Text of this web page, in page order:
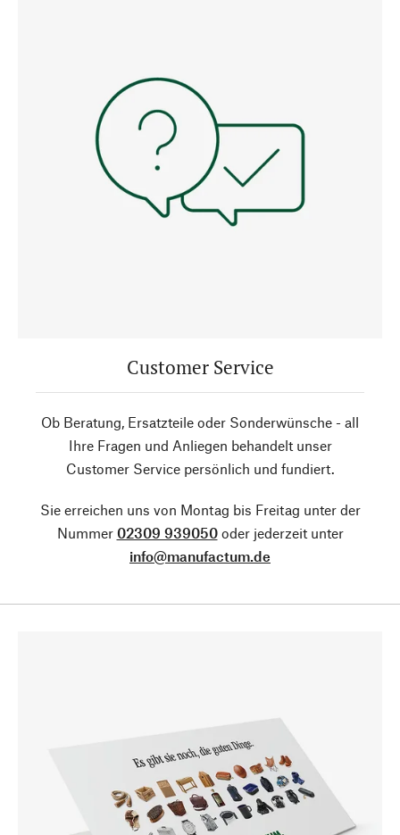
Customer Service
Ob Beratung, Ersatzteile oder Sonderwünsche - all
Ihre Fragen und Anliegen behandelt unser
Customer Service persönlich und fundiert.
Sie erreichen uns von Montag bis Freitag unter der
Nummer 02309 939050oder jederzeit unter
info@manufactum.de